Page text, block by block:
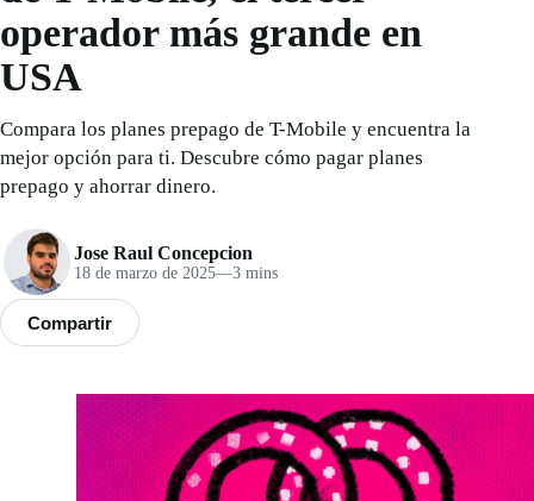
operador más grande en
USA
Compara los planes prepago de T-Mobile y encuentra la
mejor opción para ti. Descubre cómo pagar planes
prepago y ahorrar dinero.
Jose Raul Concepcion
18 de marzo de 2025—3 mins
Compartir